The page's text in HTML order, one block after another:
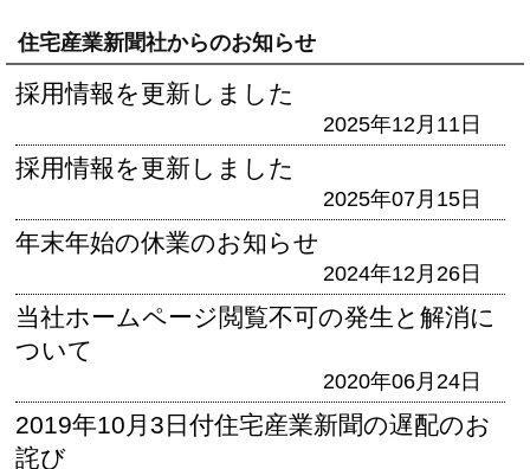
住宅産業新聞社からのお知らせ
採用情報を更新しました
2025年12月11日
採用情報を更新しました
2025年07月15日
年末年始の休業のお知らせ
2024年12月26日
当社ホームページ閲覧不可の発生と解消に
ついて
2020年06月24日
2019年10月3日付住宅産業新聞の遅配のお
詫び